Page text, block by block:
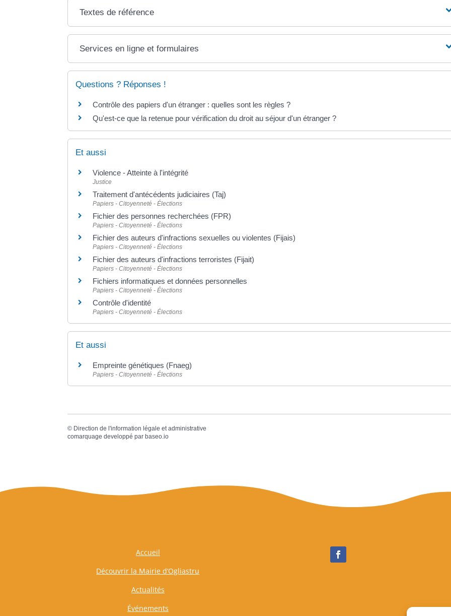
Textes de référence
Services en ligne et formulaires
Questions ? Réponses !
Contrôle des papiers d'un étranger : quelles sont les règles ?
Qu'est-ce que la retenue pour vérification du droit au séjour d'un étranger ?
Et aussi
Violence - Atteinte à l'intégrité
Justice
Traitement d'antécédents judiciaires (Taj)
Papiers - Citoyenneté - Élections
Fichier des personnes recherchées (FPR)
Papiers - Citoyenneté - Élections
Fichier des auteurs d'infractions sexuelles ou violentes (Fijais)
Papiers - Citoyenneté - Élections
Fichier des auteurs d'infractions terroristes (Fijait)
Papiers - Citoyenneté - Élections
Fichiers informatiques et données personnelles
Papiers - Citoyenneté - Élections
Contrôle d'identité
Papiers - Citoyenneté - Élections
Et aussi
Empreinte génétiques (Fnaeg)
Papiers - Citoyenneté - Élections
© Direction de l'information légale et administrative
comarquage developpé par baseo.io
Accueil
Découvrir la Mairie d’Ogliastru
Actualités
Événements